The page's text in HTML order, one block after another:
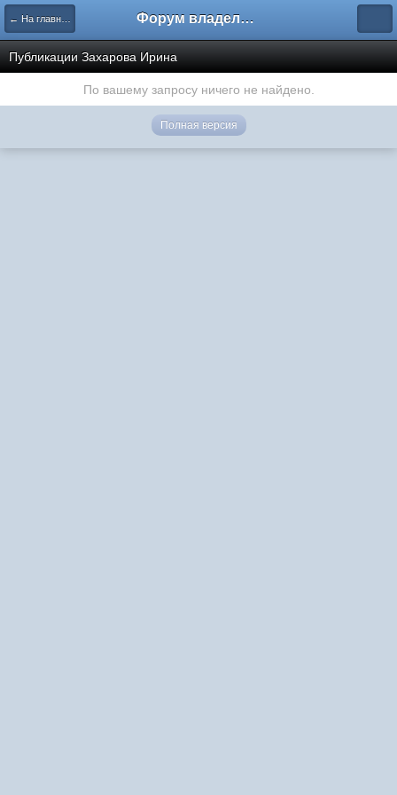
← На главную Форум владельцев интернет-магазинов
Публикации Захарова Ирина
По вашему запросу ничего не найдено.
Полная версия